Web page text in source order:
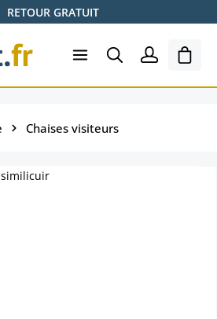
RETOUR GRATUIT
Le
Chaises visiteurs